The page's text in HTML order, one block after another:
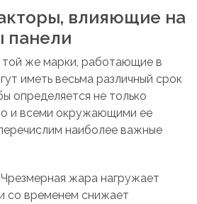
влияющие на
панели
же марки, работающие в
иметь весьма различный срок
определяется не только
и всеми окружающими ее
наиболее важные
Чрезмерная жара нагружает
со временем снижает